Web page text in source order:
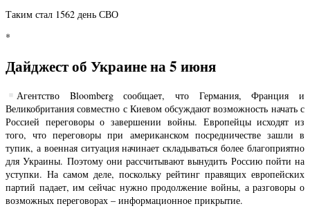
Таким стал 1562 день СВО
*
Дайджест об Украине на 5 июня
Агентство Bloomberg сообщает, что Германия, Франция и
Великобритания совместно с Киевом обсуждают возможность начать с
Россией переговоры о завершении войны. Европейцы исходят из
того, что переговоры при американском посредничестве зашли в
тупик, а военная ситуация начинает складываться более благоприятно
для Украины. Поэтому они рассчитывают вынудить Россию пойти на
уступки. На самом деле, поскольку рейтинг правящих европейских
партий падает, им сейчас нужно продолжение войны, а разговоры о
возможных переговорах – информационное прикрытие.